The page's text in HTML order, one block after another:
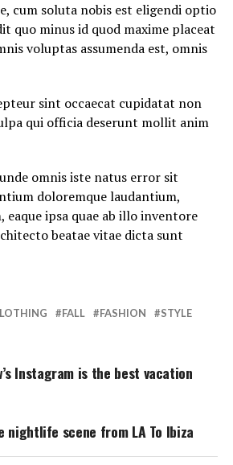
cum soluta nobis est eligendi optio
quo minus id quod maxime placeat
voluptas assumenda est, omnis
sint occaecat cupidatat non
qui officia deserunt mollit anim
omnis iste natus error sit
doloremque laudantium,
ipsa quae ab illo inventore
beatae vitae dicta sunt
FALL FASHION
STYLE
Instagram is the best vacation
nightlife scene from LA To Ibiza